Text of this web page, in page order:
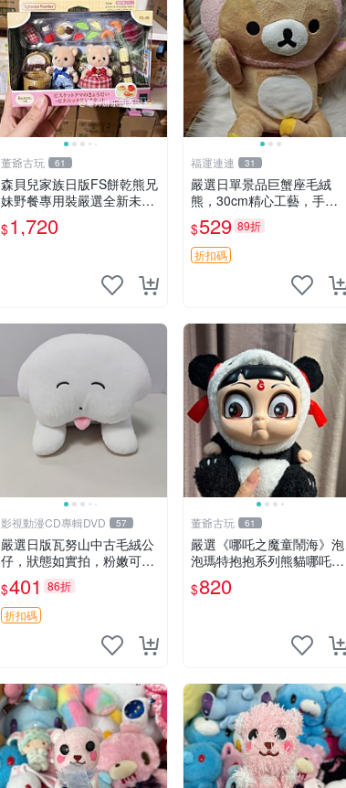
董爺古玩 61
森貝兒家族日版FS餅乾熊兄
妹野餐專用裝嚴選全新未開
封，包含兩組大童款紙盒
裝，適合收藏與分享。 餅乾
$1,720
福運連連 31
嚴選日單景品巨蟹座毛絨
熊，30cm精心工藝，手感
軟糯推薦收藏送人 巨蟹座
毛絨玩具 精緻做工
$529 89折
折扣碼
影視動漫CD專輯DVD 57
嚴選日版瓦努山中古毛絨公
仔，狀態如實拍，粉嫩可愛
粉絲必備。中古珍藏保管精
細，紙箱氣泡膜包裝妥帖送
達。 中古玩偶 玩具 毛絨公
仔
$401 86折
折扣碼
董爺古玩 61
嚴選《哪吒之魔童鬧海》泡
泡瑪特抱抱系列熊貓哪吒搪
膠臉毛絨， STATE：如圖顯
示 哪吒 毛絨公仔 泡泡瑪特
$820